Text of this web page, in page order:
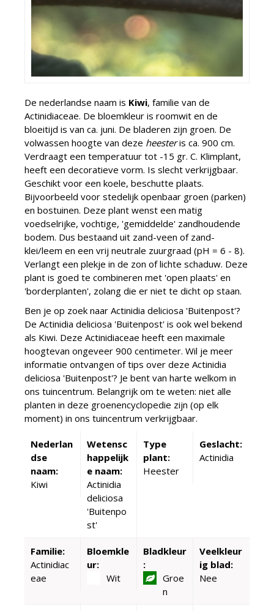
De nederlandse naam is Kiwi, familie van de
Actinidiaceae. De bloemkleur is roomwit en de
bloeitijd is van ca. juni. De bladeren zijn groen. De
volwassen hoogte van deze heesteris ca. 900 cm.
Verdraagt een temperatuur tot -15 gr. C. Klimplant,
heeft een decoratieve vorm. Is slecht verkrijgbaar.
Geschikt voor een koele, beschutte plaats.
Bijvoorbeeld voor stedelijk openbaar groen (parken)
en bostuinen. Deze plant wenst een matig
voedselrijke, vochtige, 'gemiddelde' zandhoudende
bodem. Dus bestaand uit zand-veen of zand-
klei/leem en een vrij neutrale zuurgraad (pH = 6 - 8).
Verlangt een plekje in de zon of lichte schaduw. Deze
plant is goed te combineren met 'open plaats' en
'borderplanten', zolang die er niet te dicht op staan.
Ben je op zoek naar Actinidia deliciosa 'Buitenpost'?
De Actinidia deliciosa 'Buitenpost' is ook wel bekend
als Kiwi. Deze Actinidiaceae heeft een maximale
hoogtevan ongeveer 900 centimeter. Wil je meer
informatie ontvangen of tips over deze Actinidia
deliciosa 'Buitenpost'? Je bent van harte welkom in
ons tuincentrum. Belangrijk om te weten: niet alle
planten in deze groenencyclopedie zijn (op elk
moment) in ons tuincentrum verkrijgbaar.
Nederlan
dse
naam:
Kiwi
Wetensc
happelijk
e naam:
Actinidia
deliciosa
'Buitenpo
st'
Type
plant:
Heester
Geslacht:
Actinidia
Familie:
Actinidiac
eae
Bloemkle
ur:
Wit
Bladkleur
:
Groe
n
Veelkleur
ig blad:
Nee